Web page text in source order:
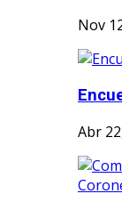
Nov
Abr